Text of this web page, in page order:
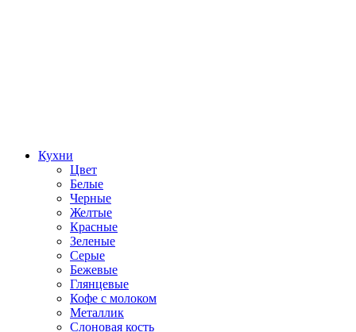
Кухни
Цвет
Белые
Черные
Желтые
Красные
Зеленые
Серые
Бежевые
Глянцевые
Кофе с молоком
Металлик
Слоновая кость